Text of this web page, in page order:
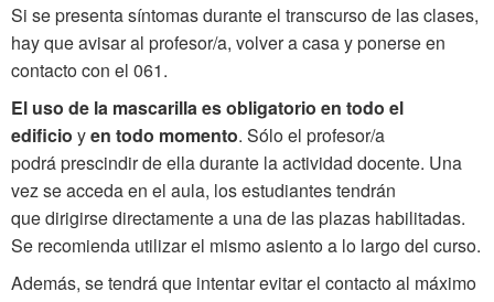
Si se presenta síntomas durante el transcurso de las clases,
hay que avisar al profesor/a, volver a casa y ponerse en
contacto con el 061.
El uso de la mascarilla es obligatorio en todo el
edificio yen todo momento. Sólo el profesor/a
podrá prescindir de ella durante la actividad docente. Una
vez se acceda en el aula, los estudiantes tendrán
que dirigirse directamente a una de las plazas habilitadas.
Se recomienda utilizar el mismo asiento a lo largo del curso.
Además, se tendrá que intentar evitar el contacto al máximo